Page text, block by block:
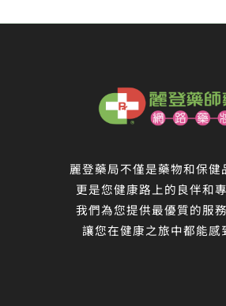
麗登藥局不僅是藥物和保健
更是您健康路上的良伴和
我們為您提供最優質的服
讓您在健康之旅中都能感